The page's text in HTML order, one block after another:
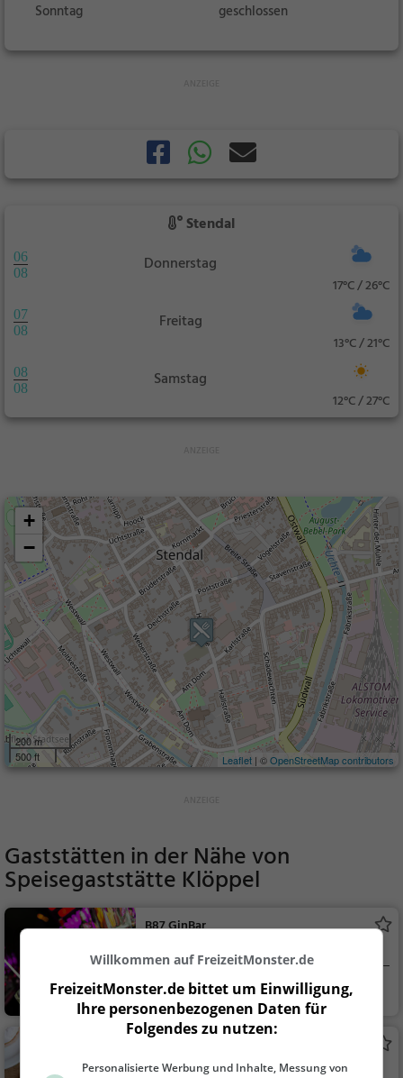
Sonntag
geschlossen
Stendal
06
08
Donnerstag
17°C / 26°C
07
08
Freitag
13°C / 21°C
08
08
Samstag
12°C / 27°C
+
−
200 m
500 ft
Leaflet | ©OpenStreetMap contributors
Gaststätten in der Nähe von
Speisegaststätte Klöppel
B87 GinBar
Bar in Stendal
Stendal
Bar, Bier, Wein, Sn
acks / Getränke
Restaurant in Stendal
Willkommen auf FreizeitMonster.de
FreizeitMonster.de bittet um Einwilligung,
Ihre personenbezogenen Daten für
Folgendes zu nutzen:
Personalisierte Werbung und Inhalte, Messung von